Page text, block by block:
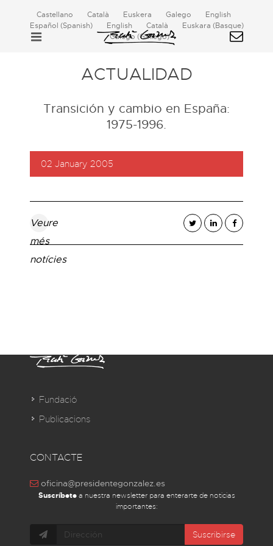
Castellano Català Euskera Galego
English
Español (Spanish) English Català Euskara (Basque)
Galego (Gallego)
ACTUALIDAD
Transición y cambio en España:
1975-1996.
02 January 2005
Veure
més
notícies
Fundació
Publicacions
CONTACTE
oficina@presidentegonzalez.es
Suscríbetea nuestra newsletter para enterarte de noticias
importantes:
Suscribirse